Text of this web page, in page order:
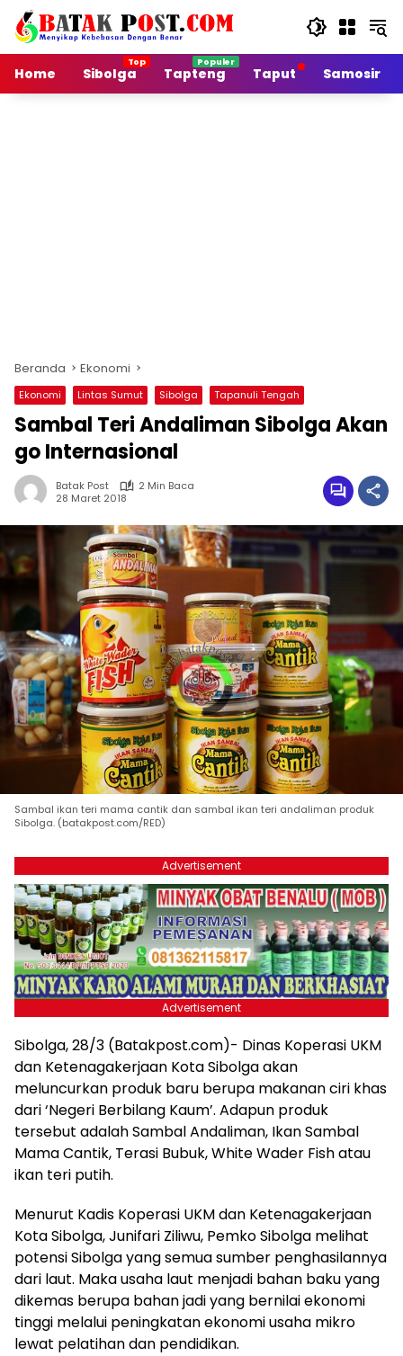
Langsung
konten
Home
Sibolga Tapteng Taput Samosir
Beranda Ekonomi
Ekonomi Lintas Sumut Sibolga Tapanuli Tengah
Sambal Teri Andaliman Sibolga Akan
go Internasional
Batak Post
2 Min Baca
28 Maret 2018
Sambal ikan teri mama cantik dan sambal ikan teri andaliman produk
Sibolga. (batakpost.com/RED)
Advertisement
Advertisement
Sibolga, 28/3 (Batakpost.com)- Dinas Koperasi UKM
dan Ketenagakerjaan Kota Sibolga akan
meluncurkan produk baru berupa makanan ciri khas
dari ‘Negeri Berbilang Kaum’. Adapun produk
tersebut adalah Sambal Andaliman, Ikan Sambal
Mama Cantik, Terasi Bubuk, White Wader Fish atau
ikan teri putih.
Menurut Kadis Koperasi UKM dan Ketenagakerjaan
Kota Sibolga, Junifari Ziliwu, Pemko Sibolga melihat
potensi Sibolga yang semua sumber penghasilannya
dari laut. Maka usaha laut menjadi bahan baku yang
dikemas berupa bahan jadi yang bernilai ekonomi
tinggi melalui peningkatan ekonomi usaha mikro
lewat pelatihan dan pendidikan.